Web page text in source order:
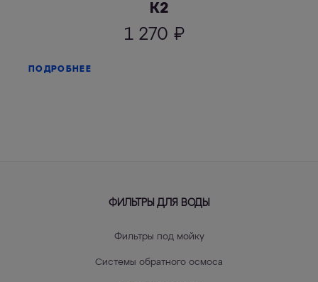
К2
1 270 ₽
ПОДРОБНЕЕ
ФИЛЬТРЫ ДЛЯ ВОДЫ
Фильтры под мойку
Системы обратного осмоса